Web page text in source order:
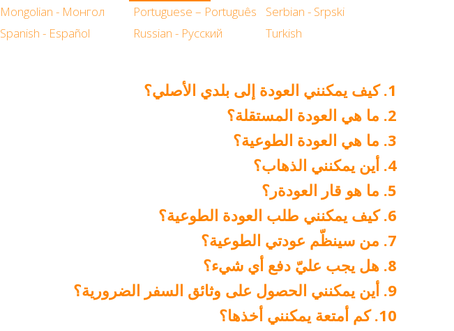
Mongolian - Монгол
Portuguese – Português
Serbian - Srpski
Spanish - Español
Russian - Русский Turkish
كيف يمكنني العودة إلى بلدي الأصلي؟
ما هي العودة المستقلة؟
ما هي العودة الطوعية؟
أين يمكنني الذهاب؟
ما هو قار العودةر؟
كيف يمكنني طلب العودة الطوعية؟
من سينظّم عودتي الطوعية؟
هل يجب عليّ دفع أي شيء؟
أين يمكنني الحصول على وثائق السفر الضرورية؟
كم أمتعة يمكنني أخذها؟